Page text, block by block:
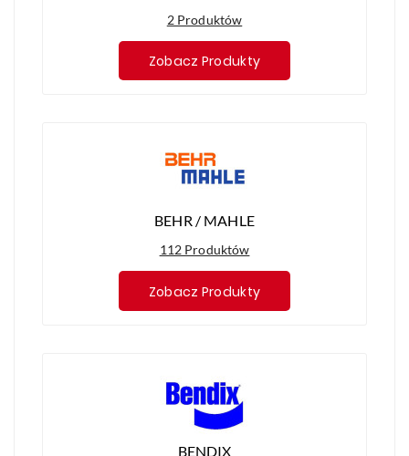
2 Produktów
Zobacz Produkty
BEHR / MAHLE
112 Produktów
Zobacz Produkty
BENDIX